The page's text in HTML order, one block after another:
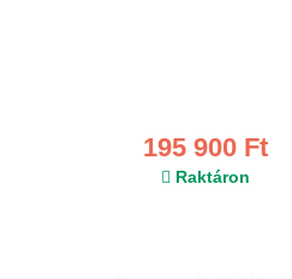
195 900 Ft
Raktáron